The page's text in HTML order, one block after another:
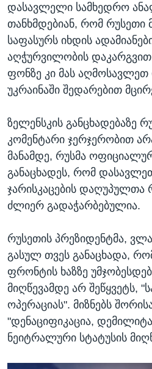
დასავლელი სამხედრო
თანხმდებიან, რომ
საფასურს იხდის
აღჭურვილობის
ფონზე კი მას აღმოსავლეთ
უკრაინაში შედარებით
ზელენსკის განცხადებაზე
კომენტარი ჯერჯერობით
მანამდე, რუსმა
განაცხადეს, რომ
ჯარისკაცების დაღუპულთა
ძლიერ გადაჭარბებულია.
რუსეთის პრეზიდენტმა,
გასულ თვეს განაცხადა,
ფრონტის ხაზზე
მიღწევამდე არ შეწყვეტს,
ოპერაციას". მიზნებს
"დენაციფიკაცია,
ნეიტრალური სტატუსის